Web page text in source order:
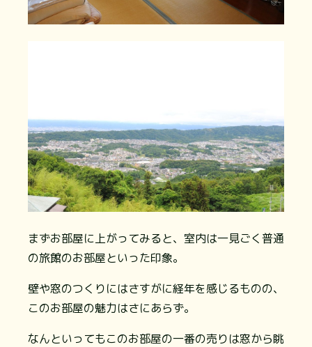
まずお部屋に上がってみると、室内は一見ごく普通
の旅館のお部屋といった印象。
壁や窓のつくりにはさすがに経年を感じるものの、
このお部屋の魅力はさにあらず。
なんといってもこのお部屋の一番の売りは窓から眺